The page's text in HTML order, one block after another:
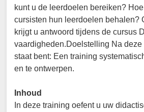
kunt u de leerdoelen bereiken?
cursisten hun leerdoelen behalen?
krijgt u antwoord tijdens de cursus
vaardigheden.Doelstelling Na deze
staat bent: Een training
en te ontwerpen.
Inhoud
In deze training oefent u uw